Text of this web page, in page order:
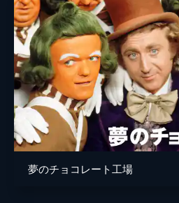
パイパー
ロッティー
ラリー
アルファブル巡査
幼少期のウォンカ
ウンパルンパ
夢のチョコレート工場